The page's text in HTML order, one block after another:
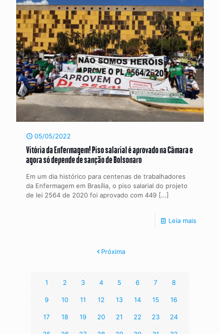
05/05/2022
Vitória da Enfermagem! Piso salarial é aprovado na Câmara e
agora só depende de sanção de Bolsonaro
Em um dia histórico para centenas de trabalhadores
da Enfermagem em Brasília, o piso salarial do projeto
de lei 2564 de 2020 foi aprovado com 449 […]
Leia mais
Próxima
1 2 3 4 5 6 7 8
9 10 11 12 13 14 15 16
17 18 19 20 21 22 23 24